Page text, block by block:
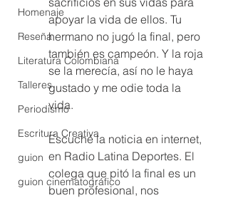
Homenaje
Reseña
Literatura Colombiana
Talleres
Periodismo
Escritura Creativa
guion
guion cinematográfico
apoyar la vida de ellos. Tu
hermano no jugó la final, pero
también es campeón. Y la roja
se la merecía, así no le haya
gustado y me odie toda la
vida.
Escuché la noticia en internet,
en Radio Latina Deportes. El
colega que pitó la final es un
buen profesional, nos